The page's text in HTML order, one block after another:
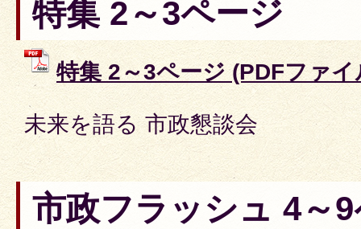
特集 2～3ページ
特集 2～3ページ (PDFファ
未来を語る 市政懇談会
市政フラッシュ 4～